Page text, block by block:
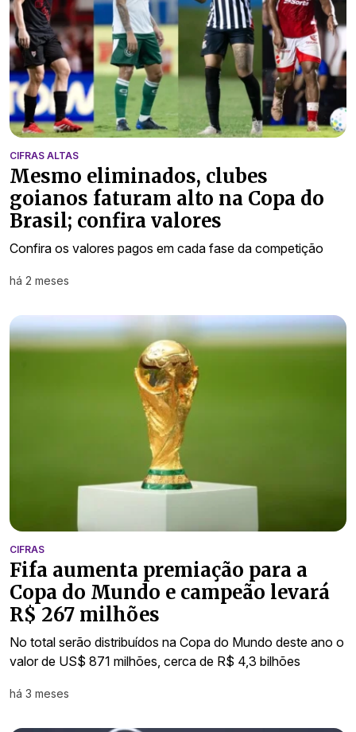
CIFRAS ALTAS
Mesmo eliminados, clubes
goianos faturam alto na Copa do
Brasil; confira valores
Confira os valores pagos em cada fase da competição
há 2 meses
CIFRAS
Fifa aumenta premiação para a
Copa do Mundo e campeão levará
R$ 267 milhões
No total serão distribuídos na Copa do Mundo deste ano o
valor de US$ 871 milhões, cerca de R$ 4,3 bilhões
há 3 meses